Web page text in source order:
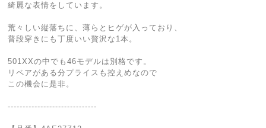
綺麗な表情をしています。
荒々しい縦落ちに、薄らとヒゲが入っており、
普段穿きにも丁度いい贅沢な1本。
501XXの中でも46モデルは別格です。
リペアがある分プライスも控えめなので
この機会に是非。
------------------------------